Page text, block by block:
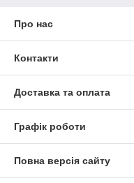
Про нас
Контакти
Доставка та оплата
Графік роботи
Повна версія сайту